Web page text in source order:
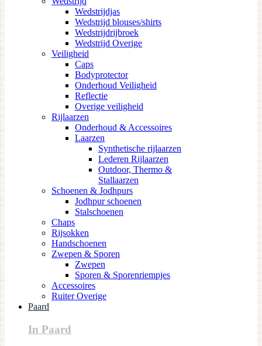
Wedstrijdjas
Wedstrijd blouses/shirts
Wedstrijdrijbroek
Wedstrijd Overige
Veiligheid
Caps
Bodyprotector
Onderhoud Veiligheid
Reflectie
Overige veiligheid
Rijlaarzen
Onderhoud & Accessoires
Laarzen
Synthetische rijlaarzen
Lederen Rijlaarzen
Outdoor, Thermo &
Stallaarzen
Schoenen & Jodhpurs
Jodhpur schoenen
Stalschoenen
Chaps
Rijsokken
Handschoenen
Zwepen & Sporen
Zwepen
Sporen & Sporenriempjes
Accessoires
Ruiter Overige
Paard
In Paard